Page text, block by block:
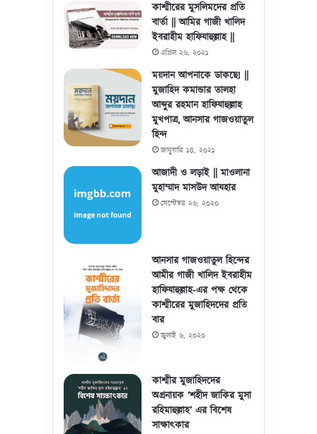
কাশ্মীরের মুসলিমদের প্রতি
বার্তা || আমির গাজী খালিদ
ইবরাহীম হাফিযাহুল্লাহ ||
এপ্রিল ২৬, ২০২১
ময়দান আপনাকে ডাকছে! ||
মুজাহিদ কমান্ডার তালহা
আব্দুর রহমান হাফিযাহুল্লাহ
মুখপাত্র, আনসার গাজওয়াতুল
হিন্দ
জানুয়ারি ১৪, ২০২১
আজাদী ও লড়াই || মাওলানা
মুহাম্মাদ মাসউদ আযহার
সেপ্টেম্বর ২৬, ২০২০
আনসার গাজওয়াতুল হিন্দের
আমীর গাজী খালিদ ইবরাহীম
হাফিযাহুল্লাহ-এর পক্ষ থেকে
কাশ্মীরের মুজাহিদদের প্রতি
বার
জুলাই ৬, ২০২০
কাশ্মীর মুজাহিদদের
অগ্রনায়ক ‘শহীদ জাকির মুসা
রহিমাহুল্লাহ’ এর বিশেষ
সাক্ষাৎকার